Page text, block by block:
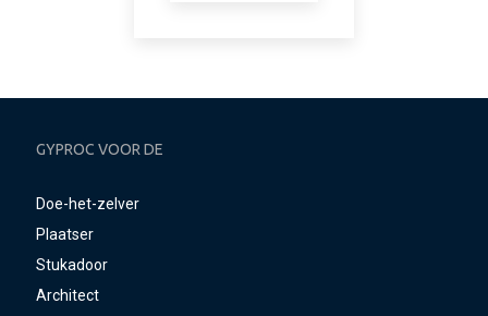
GYPROC VOOR DE
Doe-het-zelver
Plaatser
Stukadoor
Architect